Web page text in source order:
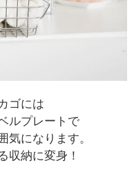
ゴには
ルプレートで
気になります。
収納に変身！